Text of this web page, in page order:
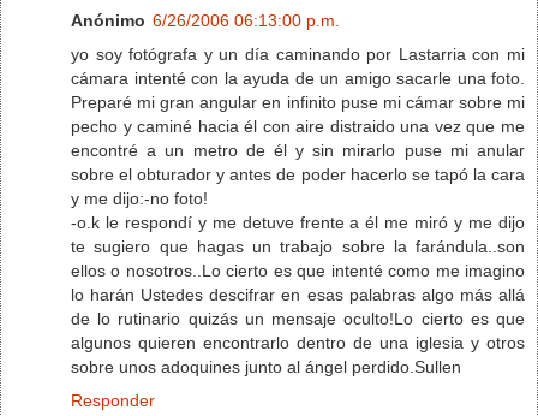
Anónimo 6/26/2006 06:13:00 p.m.
yo soy fotógrafa y un día caminando por Lastarria con mi
cámara intenté con la ayuda de un amigo sacarle una foto.
Preparé mi gran angular en infinito puse mi cámar sobre mi
pecho y caminé hacia él con aire distraido una vez que me
encontré a un metro de él y sin mirarlo puse mi anular
sobre el obturador y antes de poder hacerlo se tapó la cara
y me dijo:-no foto!
-o.k le respondí y me detuve frente a él me miró y me dijo
te sugiero que hagas un trabajo sobre la farándula..son
ellos o nosotros..Lo cierto es que intenté como me imagino
lo harán Ustedes descifrar en esas palabras algo más allá
de lo rutinario quizás un mensaje oculto!Lo cierto es que
algunos quieren encontrarlo dentro de una iglesia y otros
sobre unos adoquines junto al ángel perdido.Sullen
Responder